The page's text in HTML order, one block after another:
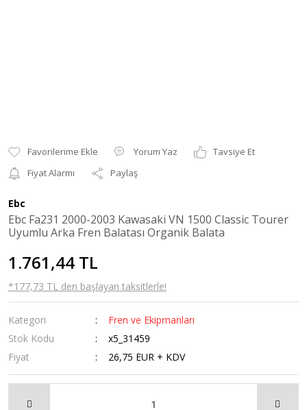
Yorum Yaz
Tavsiye Et
Fiyat Alarmı
Paylaş
Ebc
Ebc Fa231 2000-2003 Kawasaki VN 1500 Classic Tourer
Uyumlu Arka Fren Balatası Organik Balata
1.761,44 TL
*177,73 TL den başlayan taksitlerle!
Kategori
Fren ve Ekipmanları
Stok Kodu
x5_31459
Fiyat
26,75 EUR + KDV